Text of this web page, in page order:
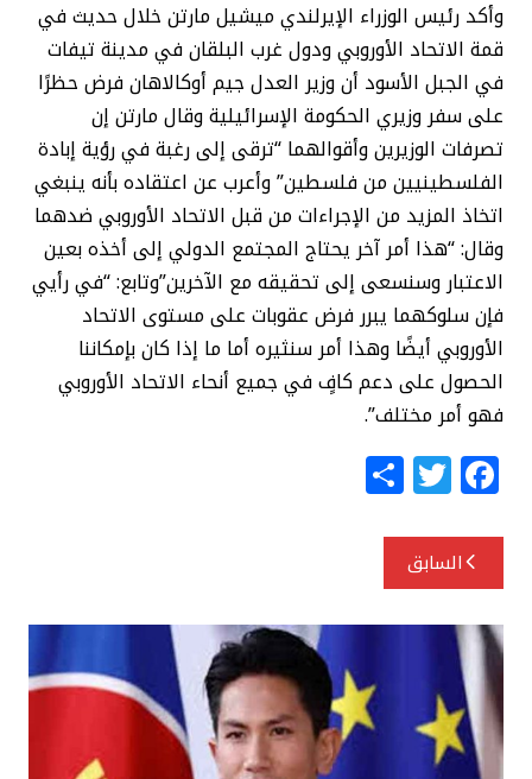
وأكد رئيس الوزراء الإيرلندي ميشيل مارتن خلال حديث في
قمة الاتحاد الأوروبي ودول غرب البلقان في مدينة تيفات
في الجبل الأسود أن وزير العدل جيم أوكالاهان فرض حظرًا
على سفر وزيري الحكومة الإسرائيلية وقال مارتن إن
تصرفات الوزيرين وأقوالهما “ترقى إلى رغبة في رؤية إبادة
الفلسطينيين من فلسطين” وأعرب عن اعتقاده بأنه ينبغي
اتخاذ المزيد من الإجراءات من قبل الاتحاد الأوروبي ضدهما
وقال: “هذا أمر آخر يحتاج المجتمع الدولي إلى أخذه بعين
الاعتبار وسنسعى إلى تحقيقه مع الآخرين”وتابع: “في رأيي
فإن سلوكهما يبرر فرض عقوبات على مستوى الاتحاد
الأوروبي أيضًا وهذا أمر سنثيره أما ما إذا كان بإمكاننا
الحصول على دعم كافٍ في جميع أنحاء الاتحاد الأوروبي
فهو أمر مختلف”.
F
a
c
e
b
o
o
k
T
w
itt
e
r
S
h
تصفّح
المقالات
السابق